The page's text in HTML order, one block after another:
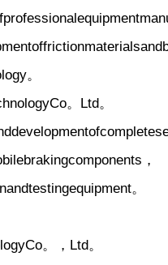
。
。Ltd。
，
。
。，Ltd。